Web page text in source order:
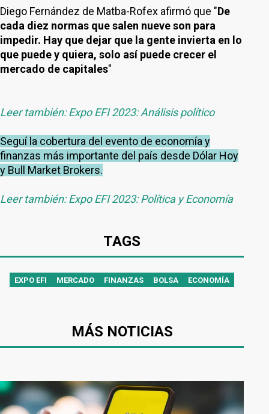
Diego Fernández de Matba-Rofex afirmó que "De
cada diez normas que salen nueve son para
impedir. Hay que dejar que la gente invierta en lo
que puede y quiera, solo así puede crecer el
mercado de capitales"
Leer también: Expo EFI 2023: Análisis político
Seguí la cobertura del evento de economía y
finanzas más importante del país desde Dólar Hoy
y Bull Market Brokers.
Leer también: Expo EFI 2023: Política y Economía
TAGS
EXPO EFI MERCADO FINANZAS BOLSA ECONOMÍA
MÁS NOTICIAS